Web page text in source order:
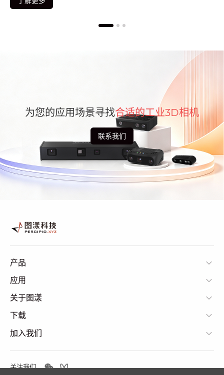
为您的应用场景寻找合适的工业3D相机
联系我们
产品
应用
关于图漾
下载
加入我们
关注我们